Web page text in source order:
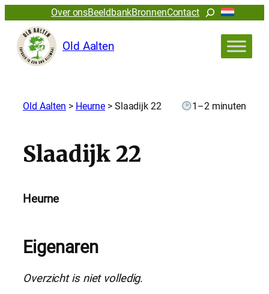
Over onsBeeldbankBronnenContactZoeken
Old Aalten
Old Aalten > Heurne > Slaadijk 22 1–2 minuten
Slaadijk 22
Heurne
Eigenaren
Overzicht is niet volledig.